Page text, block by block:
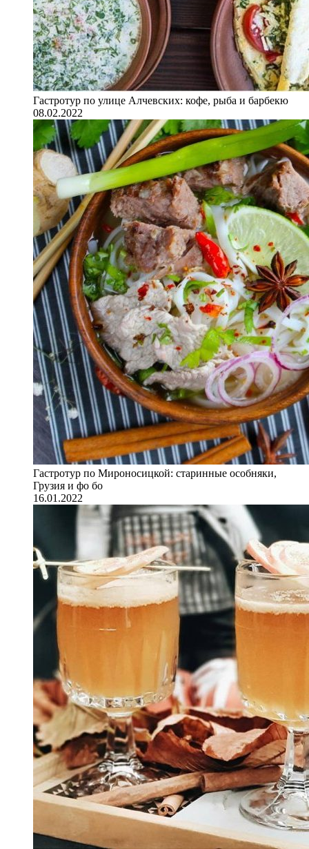
Гастротур по улице Алчевских: кофе, рыба и барбекю
08.02.2022
Гастротур по Мироносицкой: старинные особняки,
Грузия и фо бо
16.01.2022